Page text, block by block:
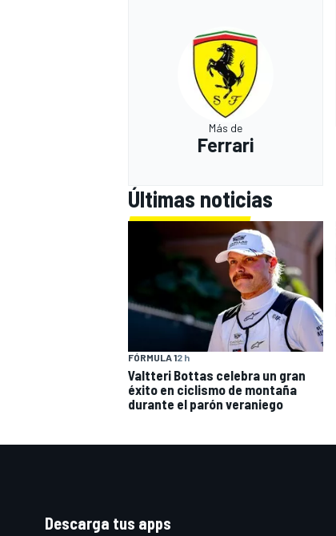
Más de
Ferrari
Últimas noticias
FÓRMULA 12 h
Valtteri Bottas celebra un gran
éxito en ciclismo de montaña
durante el parón veraniego
Descarga tus apps